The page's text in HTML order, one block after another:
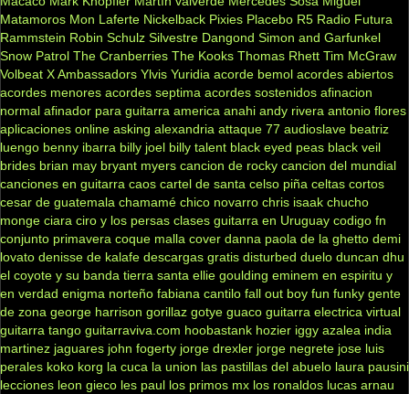
Matamoros Mon Laferte Nickelback Pixies Placebo R5 Radio Futura
Rammstein Robin Schulz Silvestre Dangond Simon and Garfunkel
Snow Patrol The Cranberries The Kooks Thomas Rhett Tim McGraw
Volbeat X Ambassadors Ylvis Yuridia acorde bemol acordes abiertos
acordes menores acordes septima acordes sostenidos afinacion
normal afinador para guitarra america anahi andy rivera antonio flores
aplicaciones online asking alexandria attaque 77 audioslave beatriz
luengo benny ibarra billy joel billy talent black eyed peas black veil
brides brian may bryant myers cancion de rocky cancion del mundial
canciones en guitarra caos cartel de santa celso piña celtas cortos
cesar de guatemala chamamé chico novarro chris isaak chucho
monge ciara ciro y los persas clases guitarra en Uruguay codigo fn
conjunto primavera coque malla cover danna paola de la ghetto demi
lovato denisse de kalafe descargas gratis disturbed duelo duncan dhu
el coyote y su banda tierra santa ellie goulding eminem en espiritu y
en verdad enigma norteño fabiana cantilo fall out boy fun funky gente
de zona george harrison gorillaz gotye guaco guitarra electrica virtual
guitarra tango guitarraviva.com hoobastank hozier iggy azalea india
martinez jaguares john fogerty jorge drexler jorge negrete jose luis
perales koko korg la cuca la union las pastillas del abuelo laura pausini
lecciones leon gieco les paul los primos mx los ronaldos lucas arnau